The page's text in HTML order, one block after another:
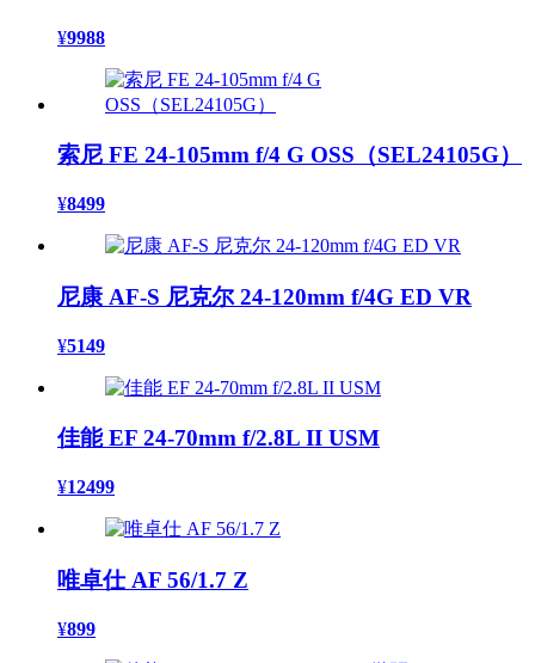
¥9988
索尼 FE 24-105mm f/4 G OSS（SEL24105G）
¥8499
尼康 AF-S 尼克尔 24-120mm f/4G ED VR
¥5149
佳能 EF 24-70mm f/2.8L II USM
¥12499
唯卓仕 AF 56/1.7 Z
¥899